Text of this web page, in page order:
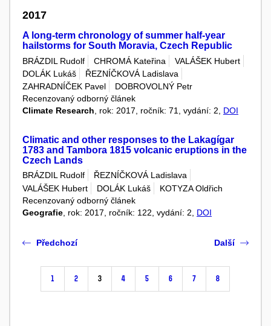
2017
A long-term chronology of summer half-year
hailstorms for South Moravia, Czech Republic
BRÁZDIL Rudolf CHROMÁ Kateřina
VALÁŠEK Hubert
DOLÁK Lukáš
ŘEZNÍČKOVÁ Ladislava
ZAHRADNÍČEK Pavel
DOBROVOLNÝ Petr
Recenzovaný odborný článek
Climate Research , rok: 2017, ročník: 71, vydání: 2, DOI
Climatic and other responses to the Lakagígar
1783 and Tambora 1815 volcanic eruptions in the
Czech Lands
BRÁZDIL Rudolf
ŘEZNÍČKOVÁ Ladislava
VALÁŠEK Hubert
DOLÁK Lukáš
KOTYZA Oldřich
Recenzovaný odborný článek
Geografie , rok: 2017, ročník: 122, vydání: 2, DOI
Předchozí
1 2 3 4 5 6 7 8
Další